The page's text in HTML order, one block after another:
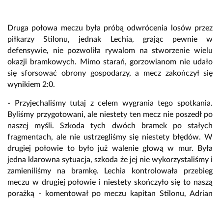
Druga połowa meczu była próbą odwrócenia losów przez
piłkarzy Stilonu, jednak Lechia, grając pewnie w
defensywie, nie pozwoliła rywalom na stworzenie wielu
okazji bramkowych. Mimo starań, gorzowianom nie udało
się sforsować obrony gospodarzy, a mecz zakończył się
wynikiem 2:0.
- Przyjechaliśmy tutaj z celem wygrania tego spotkania.
Byliśmy przygotowani, ale niestety ten mecz nie poszedł po
naszej myśli. Szkoda tych dwóch bramek po stałych
fragmentach, ale nie ustrzegliśmy się niestety błędów. W
drugiej połowie to było już walenie głową w mur. Była
jedna klarowna sytuacja, szkoda że jej nie wykorzystaliśmy i
zamieniliśmy na bramkę. Lechia kontrolowała przebieg
meczu w drugiej połowie i niestety skończyło się to naszą
porażką - komentował po meczu kapitan Stilonu, Adrian